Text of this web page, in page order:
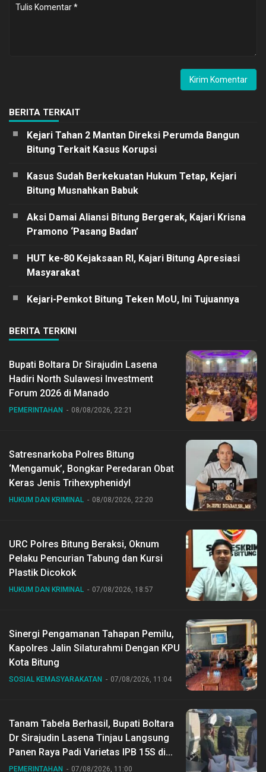
BERITA TERKAIT
Kejari Tahan 2 Mantan Direksi Perumda Bangun
Bitung Terkait Kasus Korupsi
Kasus Sudah Berkekuatan Hukum Tetap, Kejari
Bitung Musnahkan Babuk
Aksi Damai Aliansi Bitung Bergerak, Kajari Krisna
Pramono ‘Pasang Badan’
HUT ke-80 Kejaksaan RI, Kajari Bitung Apresiasi
Masyarakat
Kejari-Pemkot Bitung Teken MoU, Ini Tujuannya
BERITA TERKINI
Bupati Boltara Dr Sirajudin Lasena
Hadiri North Sulawesi Investment
Forum 2026 di Manado
PEMERINTAHAN 08/08/2026, 22:21
Satresnarkoba Polres Bitung
‘Mengamuk’, Bongkar Peredaran Obat
Keras Jenis Trihexyphenidyl
HUKUM DAN KRIMINAL 08/08/2026, 22:20
URC Polres Bitung Beraksi, Oknum
Pelaku Pencurian Tabung dan Kursi
Plastik Dicokok
HUKUM DAN KRIMINAL 07/08/2026, 18:57
Sinergi Pengamanan Tahapan Pemilu,
Kapolres Jalin Silaturahmi Dengan KPU
Kota Bitung
SOSIAL KEMASYARAKATAN 07/08/2026, 11:04
Tanam Tabela Berhasil, Bupati Boltara
Dr Sirajudin Lasena Tinjau Langsung
Panen Raya Padi Varietas IPB 15S di
Desa Gihang
PEMERINTAHAN 07/08/2026, 11:00